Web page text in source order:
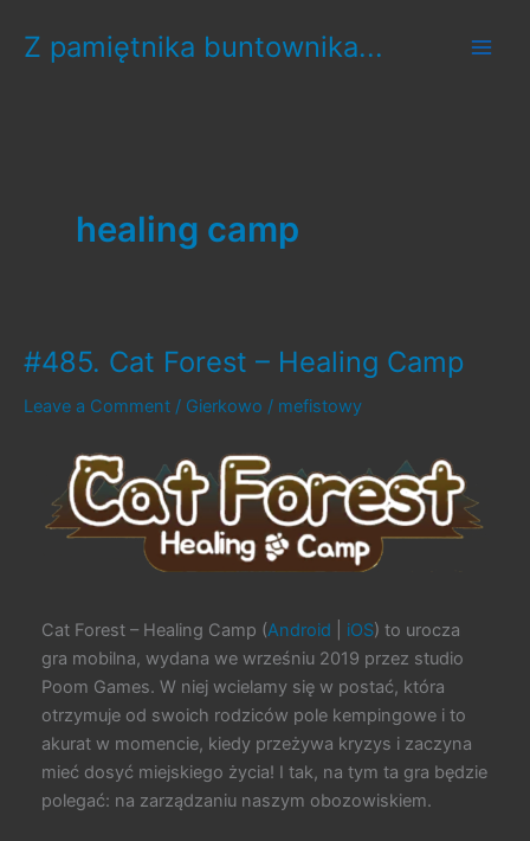
content
Z pamiętnika buntownika...
healing camp
#485. Cat Forest – Healing Camp
Leave a Comment / Gierkowo / mefistowy
Cat Forest – Healing Camp (Android iOS) to urocza
gra mobilna, wydana we wrześniu 2019 przez studio
Poom Games. W niej wcielamy się w postać, która
otrzymuje od swoich rodziców pole kempingowe i to
akurat w momencie, kiedy przeżywa kryzys i zaczyna
mieć dosyć miejskiego życia! I tak, na tym ta gra będzie
polegać: na zarządzaniu naszym obozowiskiem.